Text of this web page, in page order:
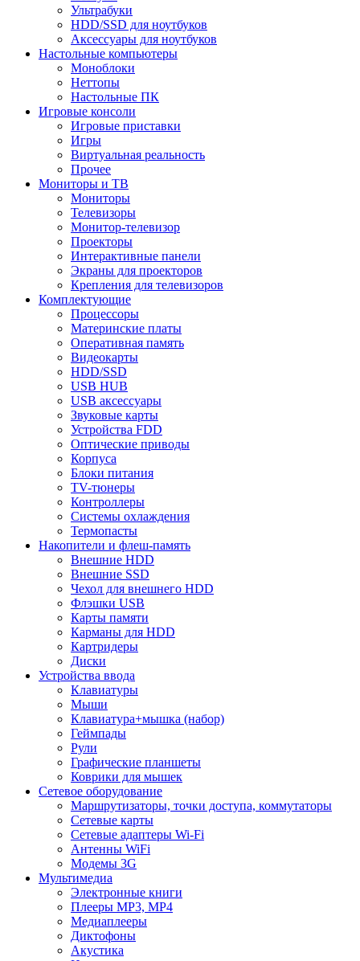
Ультрабуки
HDD/SSD для ноутбуков
Аксессуары для ноутбуков
Настольные компьютеры
Моноблоки
Неттопы
Настольные ПК
Игровые консоли
Игровые приставки
Игры
Виртуальная реальность
Прочее
Мониторы и ТВ
Мониторы
Телевизоры
Монитор-телевизор
Проекторы
Интерактивные панели
Экраны для проекторов
Крепления для телевизоров
Комплектующие
Процессоры
Материнские платы
Оперативная память
Видеокарты
HDD/SSD
USB HUB
USB аксессуары
Звуковые карты
Устройства FDD
Оптические приводы
Корпуса
Блоки питания
TV-тюнеры
Контроллеры
Системы охлаждения
Термопасты
Накопители и флеш-память
Внешние HDD
Внешние SSD
Чехол для внешнего HDD
Флэшки USB
Карты памяти
Карманы для HDD
Картридеры
Диски
Устройства ввода
Клавиатуры
Мыши
Клавиатура+мышка (набор)
Геймпады
Рули
Графические планшеты
Коврики для мышек
Сетевое оборудование
Маршрутизаторы, точки доступа, коммутаторы
Сетевые карты
Сетевые адаптеры Wi-Fi
Антенны WiFi
Модемы 3G
Мультимедиа
Электронные книги
Плееры MP3, MP4
Медиаплееры
Диктофоны
Акустика